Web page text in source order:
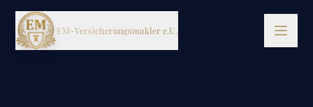
EM-Versicherungsmakler e.U.